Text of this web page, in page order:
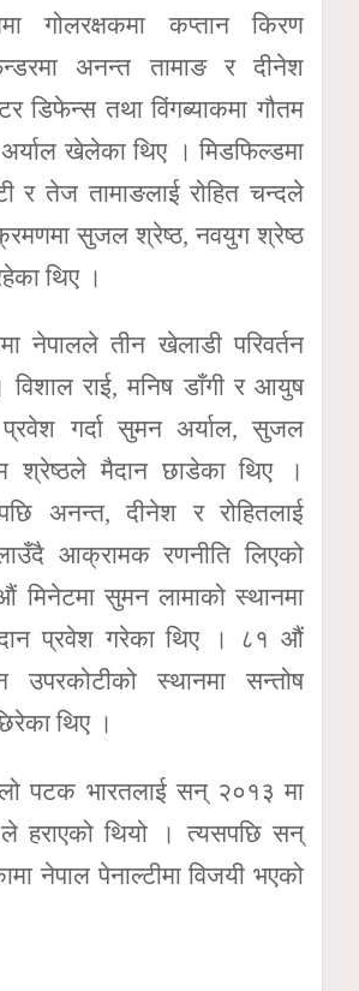
गोलरक्षकमा कप्तान किरण
अनन्त तामाङ र दीनेश
डिफेन्स तथा विंगब्याकमा गौतम
खेलेका थिए । मिडफिल्डमा
र तेज तामाङलाई रोहित चन्दले
सुजल श्रेष्ठ, नवयुग श्रेष्ठ
थिए ।
नेपालले तीन खेलाडी परिवर्तन
विशाल राई, मनिष डाँगी र आयुष
गर्दा सुमन अर्याल, सुजल
श्रेष्ठले मैदान छाडेका थिए ।
अनन्त, दीनेश र रोहितलाई
आक्रामक रणनीति लिएको
मिनेटमा सुमन लामाको स्थानमा
प्रवेश गरेका थिए । ८१ औं
उपरकोटीको स्थानमा सन्तोष
थिए ।
पटक भारतलाई सन् २०१३ मा
हराएको थियो । त्यसपछि सन्
नेपाल पेनाल्टीमा विजयी भएको